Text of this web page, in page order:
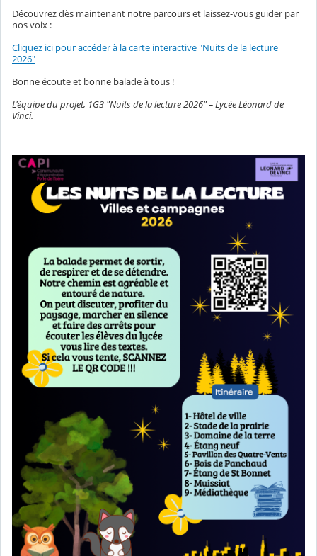
Découvrez dès maintenant notre parcours et laissez-vous guider par
nos voix :
Cliquez ici pour accéder à la carte interactive "Nuits de la lecture
2026"
Bonne écoute et bonne balade à tous !
L'équipe du projet, 1G3 "Nuits de la lecture 2026" – Lycée Léonard de
Vinci.